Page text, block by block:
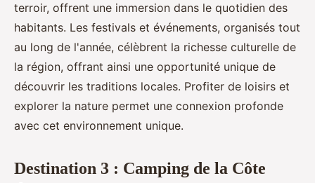
terroir, offrent une immersion dans le quotidien des
habitants. Les festivals et événements, organisés tout
au long de l'année, célèbrent la richesse culturelle de
la région, offrant ainsi une opportunité unique de
découvrir les traditions locales. Profiter de loisirs et
explorer la nature permet une connexion profonde
avec cet environnement unique.
Destination 3 : Camping de la Côte